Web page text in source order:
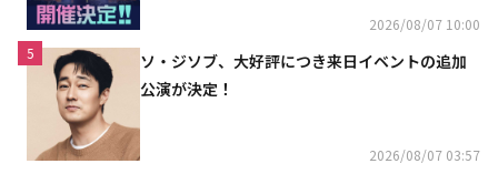
2026/08/07 10:00
5
ソ・ジソブ、大好評につき来日イベントの追加
公演が決定！
2026/08/07 03:57